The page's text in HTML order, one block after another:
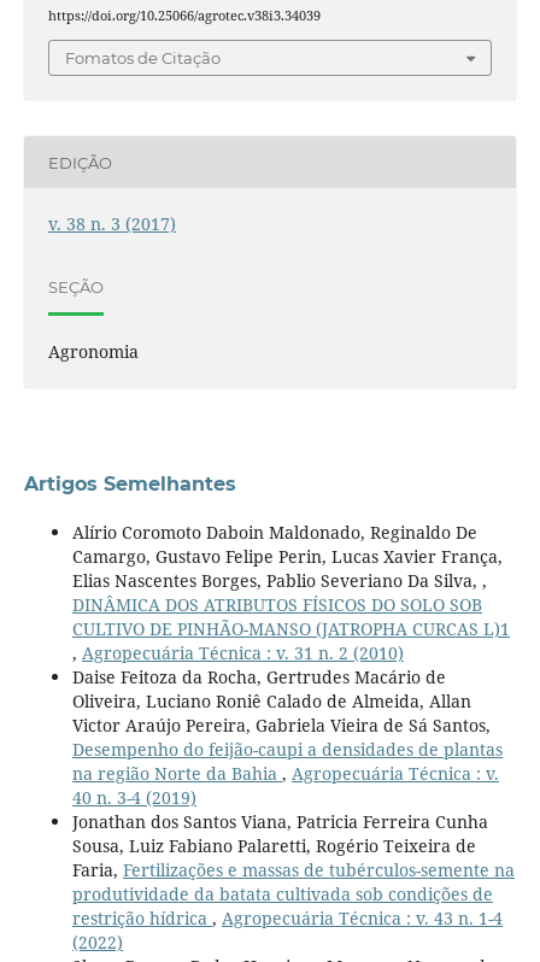
https://doi.org/10.25066/agrotec.v38i3.34039
Fomatos de Citação
EDIÇÃO
v. 38 n. 3 (2017)
SEÇÃO
Agronomia
Artigos Semelhantes
Alírio Coromoto Daboin Maldonado, Reginaldo De
Camargo, Gustavo Felipe Perin, Lucas Xavier França,
Elias Nascentes Borges, Pablio Severiano Da Silva, ,
DINÂMICA DOS ATRIBUTOS FÍSICOS DO SOLO SOB
CULTIVO DE PINHÃO-MANSO (JATROPHA CURCAS L)1
, Agropecuária Técnica : v. 31 n. 2 (2010)
Daise Feitoza da Rocha, Gertrudes Macário de
Oliveira, Luciano Roniê Calado de Almeida, Allan
Victor Araújo Pereira, Gabriela Vieira de Sá Santos,
Desempenho do feijão-caupi a densidades de plantas
na região Norte da Bahia , Agropecuária Técnica : v.
40 n. 3-4 (2019)
Jonathan dos Santos Viana, Patricia Ferreira Cunha
Sousa, Luiz Fabiano Palaretti, Rogério Teixeira de
Faria, Fertilizações e massas de tubérculos-semente na
produtividade da batata cultivada sob condições de
restrição hídrica , Agropecuária Técnica : v. 43 n. 1-4
(2022)